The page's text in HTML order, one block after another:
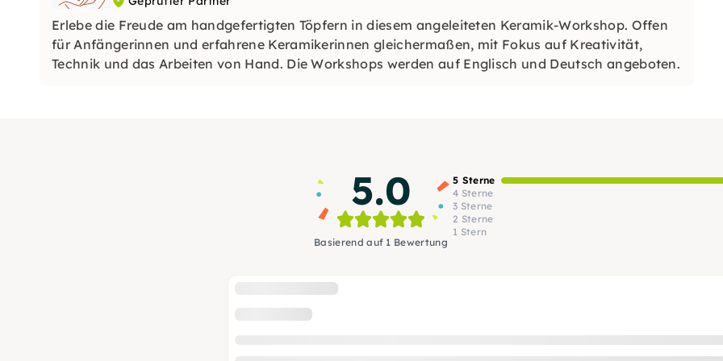
Erlebe die Freude am handgefertigten Töpfern in diesem angeleiteten Keramik-Workshop. Offen
für Anfängerinnen und erfahrene Keramikerinnen gleichermaßen, mit Fokus auf Kreativität,
Technik und das Arbeiten von Hand. Die Workshops werden auf Englisch und Deutsch angeboten.
5.0
Basierend auf 1 Bewertung
5 Sterne
4 Sterne
3 Sterne
2 Sterne
1 Stern